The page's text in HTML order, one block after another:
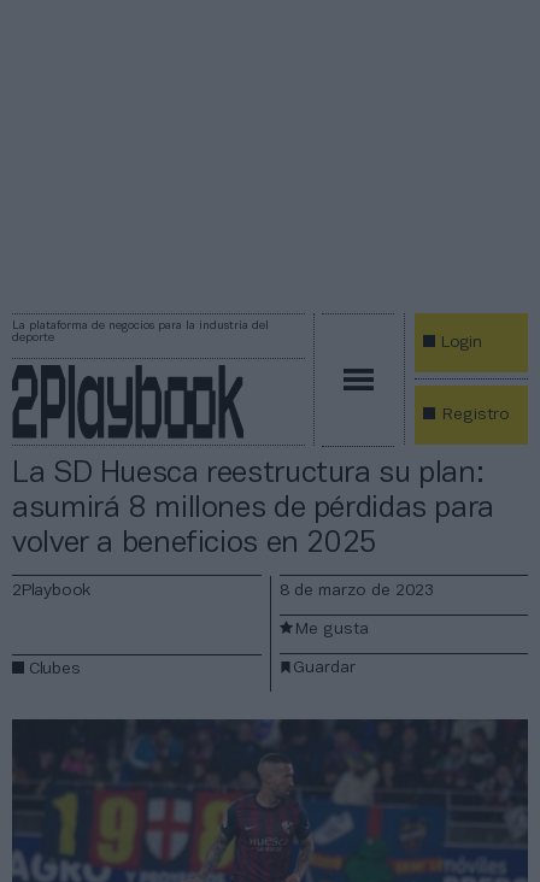
La plataforma de negocios para la industria del
deporte
Login
Registro
La SD Huesca reestructura su plan:
asumirá 8 millones de pérdidas para
volver a beneficios en 2025
2Playbook
Clubes
8 de marzo de 2023
Guardar
Me gusta